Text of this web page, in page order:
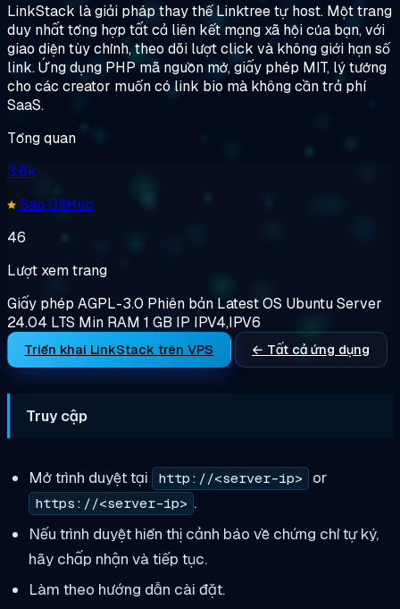
LinkStack là giải pháp thay thế Linktree tự host. Một trang
duy nhất tổng hợp tất cả liên kết mạng xã hội của bạn, với
giao diện tùy chỉnh, theo dõi lượt click và không giới hạn số
link. Ứng dụng PHP mã nguồn mở, giấy phép MIT, lý tưởng
cho các creator muốn có link bio mà không cần trả phí
SaaS.
Tổng quan
3.6k
Sao GitHub
46
Lượt xem trang
Giấy phép AGPL-3.0 Phiên bản LatestOS Ubuntu Server
24.04 LTS Min RAM 1 GB IP IPV4,IPV6
Triển khai LinkStack trên VPS ← Tất cả ứng dụng
Truy cập
Mở trình duyệt tại http://<server-ip> or
https://<server-ip> .
Nếu trình duyệt hiển thị cảnh báo về chứng chỉ tự ký,
hãy chấp nhận và tiếp tục.
Làm theo hướng dẫn cài đặt.